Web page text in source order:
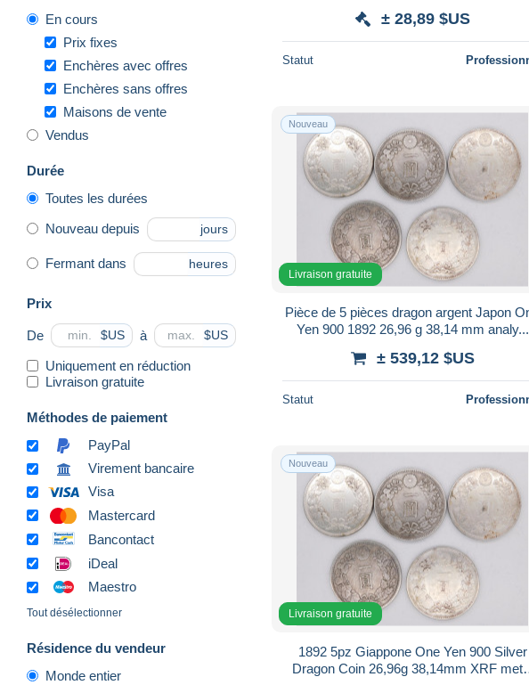
En cours
Prix fixes
Enchères avec offres
Enchères sans offres
Maisons de vente
Vendus
Durée
Toutes les durées
Nouveau depuis jours
Fermant dans heures
Prix
De $US à $US
Uniquement en réduction
Livraison gratuite
Méthodes de paiement
PayPal
Virement bancaire
Visa
Mastercard
Bancontact
iDeal
Maestro
Tout désélectionner
Résidence du vendeur
Monde entier
± 28,89 $US
Statut
Nouveau
Livraison gratuite
Pièce de 5 pièces dragon argent Japon
Yen 900 1892 26,96 g 38,14 mm analy...
± 539,12 $US
Statut
Nouveau
Livraison gratuite
1892 5pz Giappone One Yen 900 Silver
Dragon Coin 26,96g 38,14mm XRF